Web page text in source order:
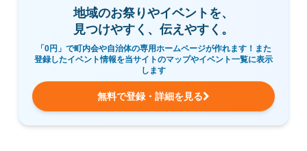
地域のお祭りやイベントを、
見つけやすく、伝えやすく。
「0円」で町内会や自治体の専用ホームページが作れます！また
登録したイベント情報を当サイトのマップやイベント一覧に表示
します
無料で登録・詳細を見る